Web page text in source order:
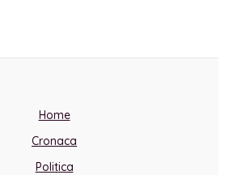
Home
Cronaca
Politica